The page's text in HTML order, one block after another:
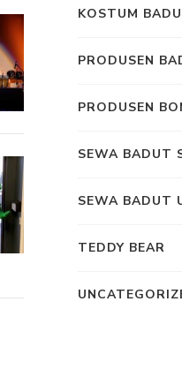
KOSTUM
PRODUSEN
PRODUSEN
SEWA BADUT
SEWA BADUT
TEDDY BEAR